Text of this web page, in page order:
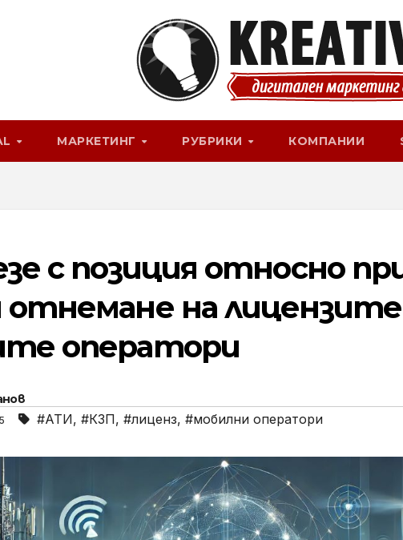
МАРКЕТИНГ РУБРИКИ КОМПАНИИ
с позиция относно
на
оператори
#АТИ, #КЗП, #лиценз, #мобилни оператори